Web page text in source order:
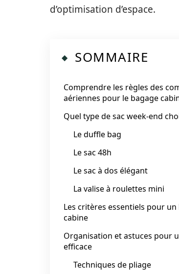
d’optimisation d’espace.
SOMMAIRE
Comprendre les règles des
aériennes pour le bagage
Quel type de sac week-end
Le duffle bag
Le sac 48h
Le sac à dos élégant
La valise à roulettes mini
Les critères essentiels pour
cabine
Organisation et astuces pour
efficace
Techniques de pliage